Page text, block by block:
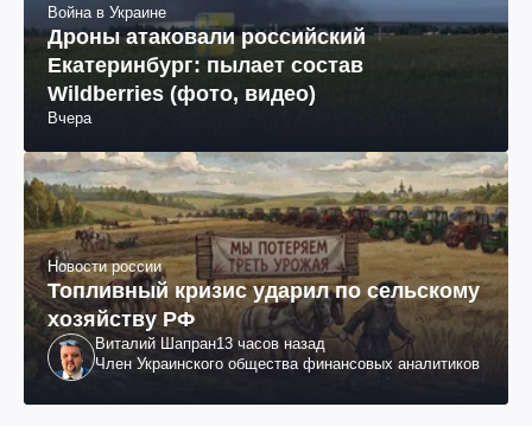
Война в Украине
Дроны атаковали российский
Екатеринбург: пылает состав
Wildberries (фото, видео)
Вчера
Новости россии
Топливный кризис ударил по сельскому
хозяйству РФ
Виталий Шапран13 часов назад
Член Украинского общества финансовых аналитиков